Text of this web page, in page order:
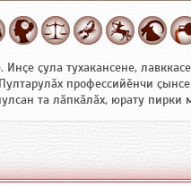
ҫула тухакансене,
профессийӗнчи
та лӑпкӑлӑх, юрату